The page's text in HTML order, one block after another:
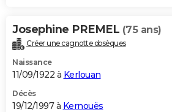
Josephine PREMEL (75 ans)
Créer une cagnotte obsèques
Naissance
11/09/1922 à Kerlouan
Décès
19/12/1997 à Kernouës